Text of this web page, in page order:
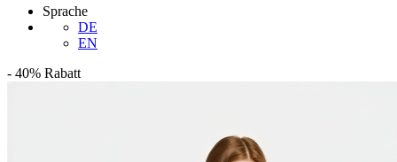
Sprache
DE
EN
- 40% Rabatt